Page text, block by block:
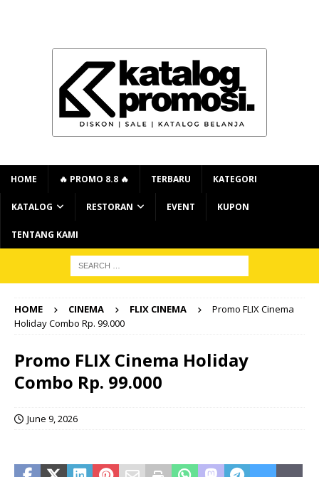
HOME 🔥 PROMO 8.8 🔥 TERBARU KATEGORI
KATALOG RESTORAN EVENT KUPON
TENTANG KAMI
HOME CINEMA FLIX CINEMA
Promo FLIX Cinema
Holiday Combo Rp. 99.000
Promo FLIX Cinema Holiday
Combo Rp. 99.000
June 9, 2026